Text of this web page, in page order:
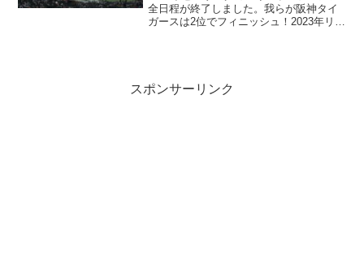
全日程が終了しました。我らが阪神タイ
ガースは2位でフィニッシュ！2023年リー
スポンサーリンク